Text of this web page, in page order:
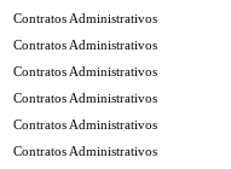
Contratos Administrativos
Contratos Administrativos
Contratos Administrativos
Contratos Administrativos
Contratos Administrativos
Contratos Administrativos